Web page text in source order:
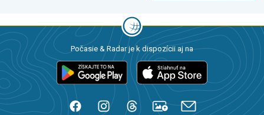
Počasie & Radar je k dispozícii aj na